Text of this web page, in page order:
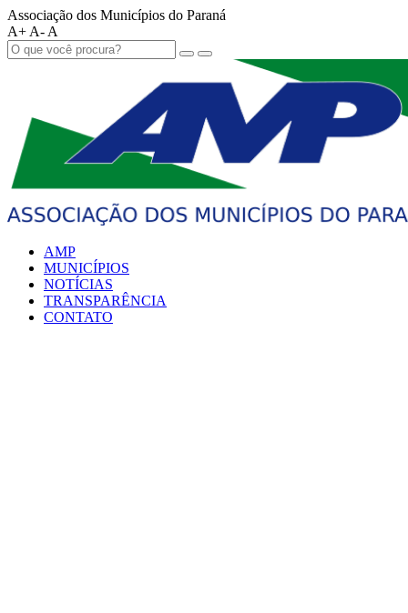
Associação dos Municípios do Paraná
A+ A- A
AMP
MUNICÍPIOS
NOTÍCIAS
TRANSPARÊNCIA
CONTATO